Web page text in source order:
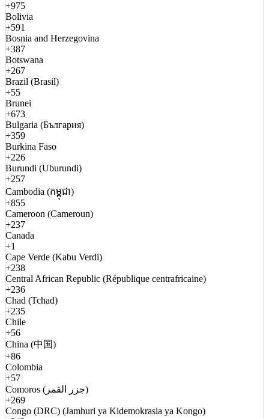
+975
Bolivia
+591
Bosnia and Herzegovina
+387
Botswana
+267
Brazil (Brasil)
+55
Brunei
+673
Bulgaria (България)
+359
Burkina Faso
+226
Burundi (Uburundi)
+257
Cambodia (កម្ពុជា)
+855
Cameroon (Cameroun)
+237
Canada
+1
Cape Verde (Kabu Verdi)
+238
Central African Republic (République centrafricaine)
+236
Chad (Tchad)
+235
Chile
+56
China (中国)
+86
Colombia
+57
Comoros (جزر القمر)
+269
Congo (DRC) (Jamhuri ya Kidemokrasia ya Kongo)